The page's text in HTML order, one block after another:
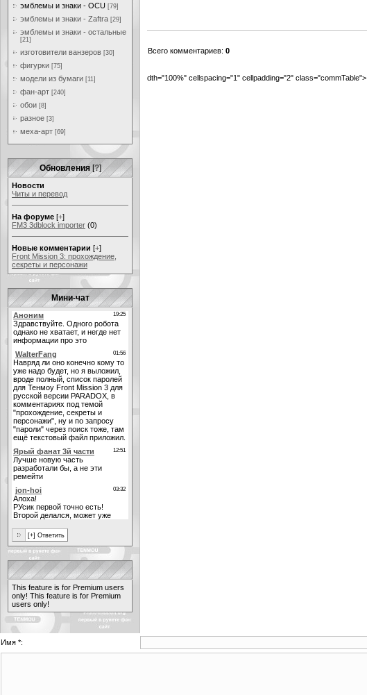
эмблемы и знаки - OCU [79]
эмблемы и знаки - Zaftra [29]
эмблемы и знаки - остальные
[21]
изготовители ванзеров [30]
фигурки [75]
модели из бумаги [11]
фан-арт [240]
обои [8]
разное [3]
меха-арт [69]
Обновления [?]
Новости
Читы и перевод
На форуме [+]
FM3 3dblock importer (0)
Новые комментарии [+]
Front Mission 3: прохождение,
секреты и персонажи
Мини-чат
This feature is for Premium users
only! This feature is for Premium
users only!
Всего комментариев: 0
dth="100%" cellspacing="1" cellpadding="2" class="commTable">
Имя *: